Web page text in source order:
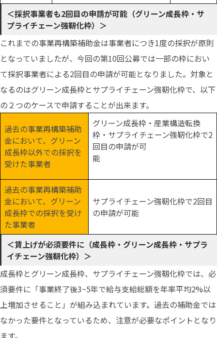
＜採択事業者も2回目の申請が可能（グリーン成長枠・サ
プライチェーン強靭化枠）＞
これまでの事業再構築補助金は事業者につき1度の採択が原則
となっていましたが、今回の第10回公募では一部の枠におい
て採択事業者による2回目の申請が可能となりました。対象と
なるのはグリーン成長枠とサプライチェーン強靭化枠で、以下
の２つのケースで申請することが出来ます。
過去の事業再構築補助
金において、グリーン
成長枠以外での採択を
受けた事業者
グリーン成長枠・産業構造転換
枠・サプライチェーン強靭化枠で2
回目の申請が可
能
過去の事業再構築補助
金において、グリーン
成長枠での採択を受け
た事業者
サプライチェーン強靭化枠で2回目
の申請が可能
＜賃上げが必須要件に（成長枠・グリーン成長枠・サプラ
イチェーン強靭化枠）＞
成長枠とグリーン成長枠、サプライチェーン強靱化枠では、必
須要件に「事業終了後3~5年で給与支給総額を年率平均2%以
上増加させること」が組み込まれています。過去の補助金では
なかった要件となっているため、注意が必要なポイントとなり
ます。